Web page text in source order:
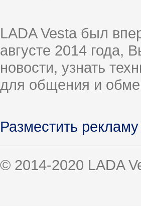
LADA Vesta был
августе 2014 года,
новости, узнать
для общения и
Разместить
© 2014-2020 LADA